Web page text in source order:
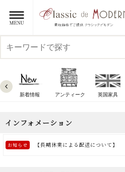
新着情報 アンティーク 英国家具